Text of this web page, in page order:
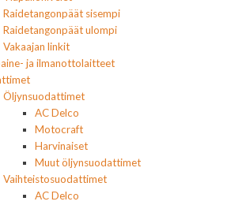
Raidetangonpäät sisempi
Raidetangonpäät ulompi
Vakaajan linkit
ja ilmanottolaitteet
Öljynsuodattimet
AC Delco
Motocraft
Harvinaiset
Muut öljynsuodattimet
Vaihteistosuodattimet
AC Delco